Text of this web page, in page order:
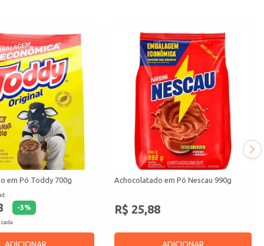
em Pó Toddy 700g
-3%
Achocolatado em Pó Nescau 990g
R$ 25,88